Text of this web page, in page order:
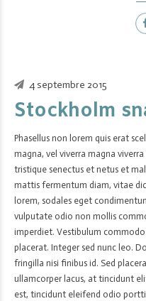
4 septembre 2015
Stockholm
Phasellus non lorem quis erat
magna, vel viverra magna
tristique senectus et netus et
mattis fermentum diam, vitae
lorem, sodales eget
vulputate odio non mollis
imperdiet. Vestibulum
placerat. Integer sed nunc leo.
fringilla nisi finibus id. Sed
ullamcorper lacus, at tincidunt
est, tincidunt eleifend odio